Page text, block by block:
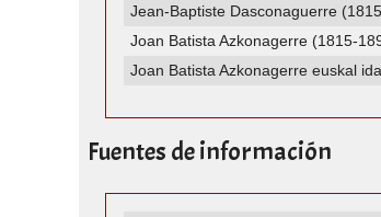
Jean-Baptiste Dasconaguerre
Joan Batista Azkonagerre (1815-
Joan Batista Azkonagerre euskal
Fuentes de información